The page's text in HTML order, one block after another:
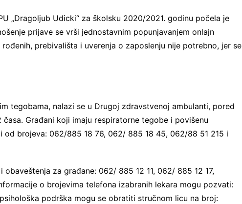
„Dragoljub Udicki“ za školsku 2020/2021. godinu počela je
prijave se vrši jednostavnim popunjavanjem onlajn
prebivališta i uverenja o zaposlenju nije potrebno, jer se
tegobama, nalazi se u Drugoj zdravstvenoj ambulanti, pored
Građani koji imaju respiratorne tegobe i povišenu
brojeva: 062/885 18 76, 062/ 885 18 45, 062/88 51 215 i
za građane: 062/ 885 12 11, 062/ 885 12 17,
o brojevima telefona izabranih lekara mogu pozvati:
podrška mogu se obratiti stručnom licu na broj: